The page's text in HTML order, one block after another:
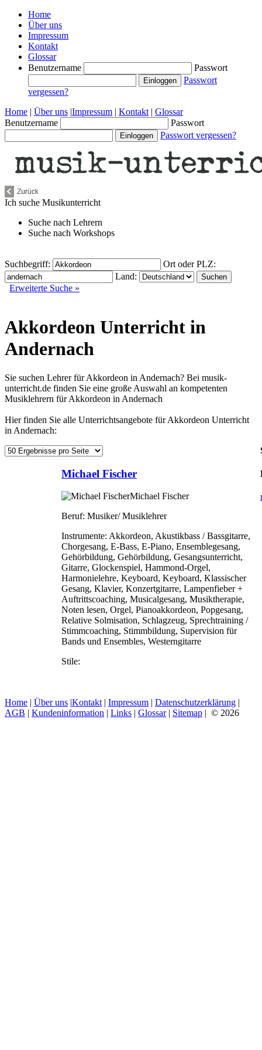
Home
Über uns
Impressum
Kontakt
Glossar
Benutzername
Passwort
Passwort
vergessen?
Home | Über uns |Impressum | Kontakt | Glossar
Benutzername
Passwort
Passwort vergessen?
Ich suche Musikunterricht
Suche nach Lehrern
Suche nach Workshops
Suchbegriff:
Ort oder PLZ:
Land:
Erweiterte Suche »
Akkordeon Unterricht in
Andernach
Sie suchen Lehrer für Akkordeon in Andernach? Bei musik-
unterricht.de finden Sie eine große Auswahl an kompetenten
Musiklehrern für Akkordeon in Andernach
Hier finden Sie alle Unterrichtsangebote für Akkordeon Unterricht
in Andernach:
Michael Fischer
Michael Fischer
Beruf: Musiker/ Musiklehrer
Instrumente: Akkordeon, Akustikbass / Bassgitarre,
Chorgesang, E-Bass, E-Piano, Ensemblegesang,
Gehörbildung, Gehörbildung, Gesangsunterricht,
Gitarre, Glockenspiel, Hammond-Orgel,
Harmonielehre, Keyboard, Keyboard, Klassischer
Gesang, Klavier, Konzertgitarre, Lampenfieber +
Auftrittscoaching, Musicalgesang, Musiktherapie,
Noten lesen, Orgel, Pianoakkordeon, Popgesang,
Relative Solmisation, Schlagzeug, Sprechtraining /
Stimmcoaching, Stimmbildung, Supervision für
Bands und Ensembles, Westerngitarre
Stile:
Home | Über uns |Kontakt | Impressum | Datenschutzerklärung |
AGB | Kundeninformation | Links | Glossar| Sitemap | © 2026